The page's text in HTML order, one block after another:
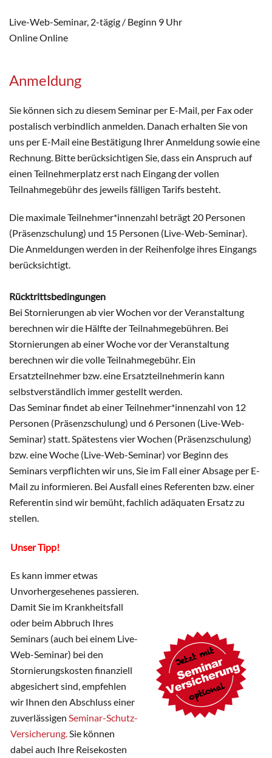
Live-Web-Seminar, 2-tägig / Beginn 9 Uhr
Online Online
Anmeldung
Sie können sich zu diesem Seminar per E-Mail, per Fax oder
postalisch verbindlich anmelden. Danach erhalten Sie von
uns per E-Mail eine Bestätigung Ihrer Anmeldung sowie eine
Rechnung. Bitte berücksichtigen Sie, dass ein Anspruch auf
einen Teilnehmerplatz erst nach Eingang der vollen
Teilnahmegebühr des jeweils fälligen Tarifs besteht.
Die maximale Teilnehmer*innenzahl beträgt 20 Personen
(Präsenzschulung) und 15 Personen (Live-Web-Seminar).
Die Anmeldungen werden in der Reihenfolge ihres Eingangs
berücksichtigt.
Rücktrittsbedingungen
Bei Stornierungen ab vier Wochen vor der Veranstaltung
berechnen wir die Hälfte der Teilnahmegebühren. Bei
Stornierungen ab einer Woche vor der Veranstaltung
berechnen wir die volle Teilnahmegebühr. Ein
Ersatzteilnehmer bzw. eine Ersatzteilnehmerin kann
selbstverständlich immer gestellt werden.
Das Seminar findet ab einer Teilnehmer*innenzahl von 12
Personen (Präsenzschulung) und 6 Personen (Live-Web-
Seminar) statt. Spätestens vier Wochen (Präsenzschulung)
bzw. eine Woche (Live-Web-Seminar) vor Beginn des
Seminars verpflichten wir uns, Sie im Fall einer Absage per E-
Mail zu informieren. Bei Ausfall eines Referenten bzw. einer
Referentin sind wir bemüht, fachlich adäquaten Ersatz zu
stellen.
Unser Tipp!
Es kann immer etwas
Unvorhergesehenes passieren.
Damit Sie im Krankheitsfall
oder beim Abbruch Ihres
Seminars (auch bei einem Live-
Web-Seminar) bei den
Stornierungskosten finanziell
abgesichert sind, empfehlen
wir Ihnen den Abschluss einer
zuverlässigen Seminar-Schutz-
Versicherung.Sie können
dabei auch Ihre Reisekosten